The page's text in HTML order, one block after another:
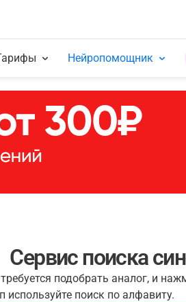
Нейропомощник
Сервис поиска
подобрать аналог, и
используйте поиск по алфавиту.